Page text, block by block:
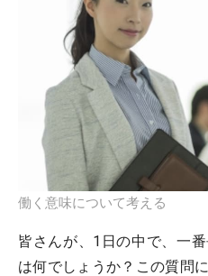
働く意味について考える
皆さんが、1日の中で、一
は何でしょうか？この質問